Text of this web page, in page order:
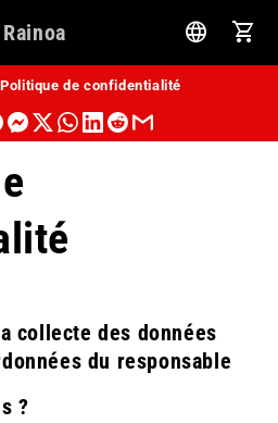
Rainoa
Politique de confidentialité
collecte des données
du responsable
?